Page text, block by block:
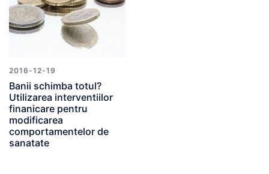
2016-12-19
Banii schimba totul?
Utilizarea interventiilor
finanicare pentru
modificarea
comportamentelor de
sanatate